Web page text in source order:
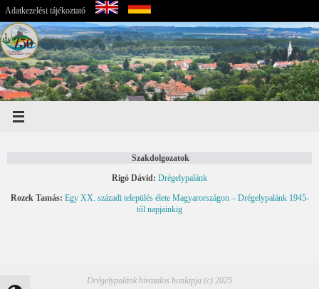
Adatkezelési tájékoztató
Szakdolgozatok
Rigó Dávid: Drégelypalánk
Rozek Tamás: Egy XX. századi település élete Magyarországon – Drégelypalánk 1945-
től napjainkig
Drégelypalánk hivatalos honlapja (c) 2025